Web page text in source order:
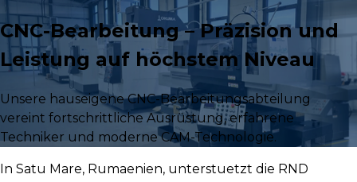
CNC-Bearbeitung – Präzision und
Leistung auf höchstem Niveau
Unsere hauseigene CNC-Bearbeitungsabteilung
vereint fortschrittliche Ausrüstung, erfahrene
Techniker und moderne CAM-Technologie.
In Satu Mare, Rumaenien, unterstuetzt die RND